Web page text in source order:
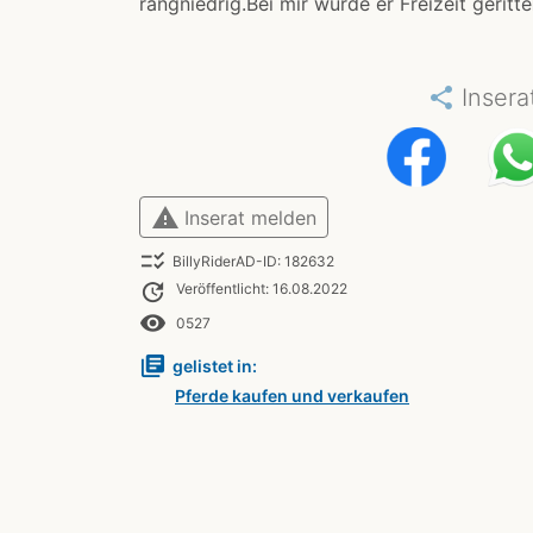
share
warning Inserat melden
checklist_rtl BillyRiderAD-ID: 182632
update Veröffentlicht: 16.08.2022
remove_red_eye 0527
library_books gelistet in:
Pferde kaufen und verkaufen